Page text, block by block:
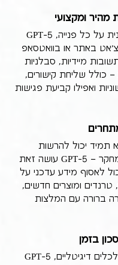
מהיר ומקצועי
באתר או בוואטסאפ
מיידיות, סבלניות
– כולל שליחת קישורים,
ואפילו קביעת פגישות
תמיד יכול להרשות
לעצמו מחלקת מחקר – GPT-5 עושה זאת
לאסוף מידע עדכני על
טרנדים ומוצרים חדשים,
ברורה עם המלצות
בזמן